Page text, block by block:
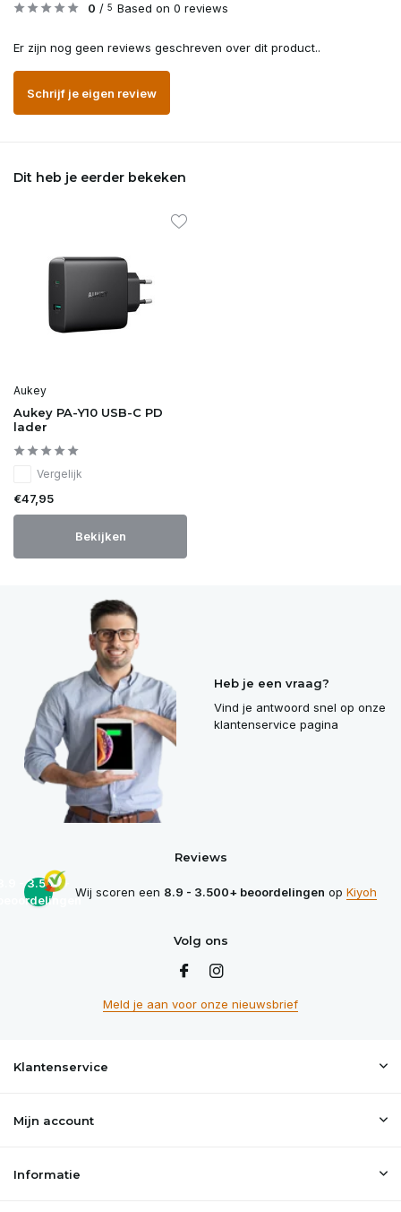
0 / 5 Based on 0 reviews
Er zijn nog geen reviews geschreven over dit product..
Schrijf je eigen review
Dit heb je eerder bekeken
Aukey
Aukey PA-Y10 USB-C PD
lader
Vergelijk
€47,95
Bekijken
Heb je een vraag?
Vind je antwoord snel op onze
klantenservice pagina
Reviews
- 3.500+
Wij scoren een 8.9 - 3.500+ beoordelingen op Kiyoh
Volg ons
Meld je aan voor onze nieuwsbrief
Klantenservice
Mijn account
Informatie